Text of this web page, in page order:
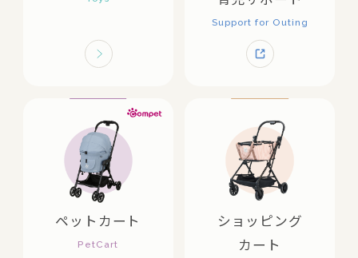
ペットカート
ショッピング
カート